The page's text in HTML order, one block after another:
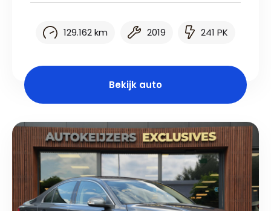
129.162 km 2019 241 PK
Bekijk auto